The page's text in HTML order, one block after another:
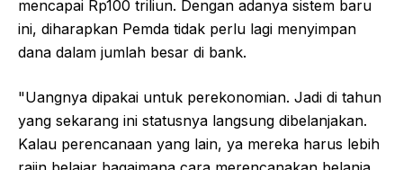
mencapai Rp100 triliun. Dengan adanya sistem baru
ini, diharapkan Pemda tidak perlu lagi menyimpan
dana dalam jumlah besar di bank.
"Uangnya dipakai untuk perekonomian. Jadi di tahun
yang sekarang ini statusnya langsung dibelanjakan.
Kalau perencanaan yang lain, ya mereka harus lebih